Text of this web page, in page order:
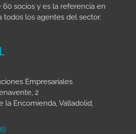
socios y es la referencia en
todos los agentes del sector.
Empresariales
2
la Encomienda, Valladolid,